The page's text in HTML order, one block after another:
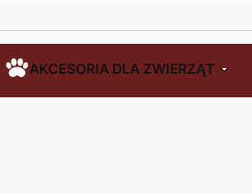
AKCESORIA DLA ZWIERZĄT